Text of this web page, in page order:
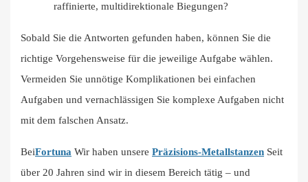
raffinierte, multidirektionale Biegungen?
Sobald Sie die Antworten gefunden haben, können Sie die
richtige Vorgehensweise für die jeweilige Aufgabe wählen.
Vermeiden Sie unnötige Komplikationen bei einfachen
Aufgaben und vernachlässigen Sie komplexe Aufgaben nicht
mit dem falschen Ansatz.
BeiFortuna Wir haben unsere Präzisions-Metallstanzen Seit
über 20 Jahren sind wir in diesem Bereich tätig – und